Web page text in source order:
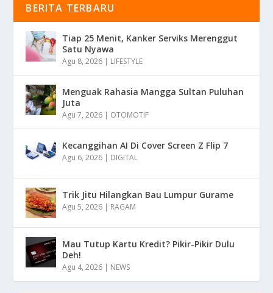
BERITA TERBARU
Tiap 25 Menit, Kanker Serviks Merenggut
Satu Nyawa
Agu 8, 2026 | LIFESTYLE
Menguak Rahasia Mangga Sultan Puluhan
Juta
Agu 7, 2026 | OTOMOTIF
Kecanggihan AI Di Cover Screen Z Flip 7
Agu 6, 2026 | DIGITAL
Trik Jitu Hilangkan Bau Lumpur Gurame
Agu 5, 2026 | RAGAM
Mau Tutup Kartu Kredit? Pikir-Pikir Dulu
Deh!
Agu 4, 2026 | NEWS